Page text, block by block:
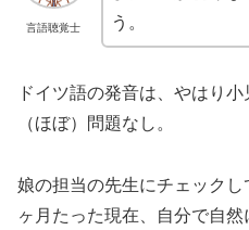
言語聴覚士
う。
ドイツ語の発音は、やはり
（ほぼ）問題なし。
娘の担当の先生にチェック
ヶ月たった現在、自分で自然